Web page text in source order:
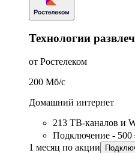
Технологии
от Ростелеком
200 Мб/c
Домашний интернет
213 ТВ-каналов и
Подключение - 500
1 месяц по акции